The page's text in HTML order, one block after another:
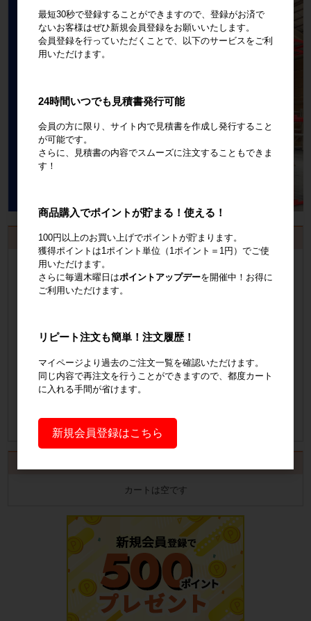
お見積書・納品書発行のご案内
会員登録
会員登録はこちら
納品書の発行手順についてご案内
納品書発行手順について
カートは空です
最短30秒で登録することができますので、登録がお済で
ないお客様はぜひ新規会員登録をお願いいたします。
会員登録を行っていただくことで、以下のサービスをご利
用いただけます。
24時間いつでも見積書発行可能
会員の方に限り、サイト内で見積書を作成し発行すること
が可能です。
さらに、見積書の内容でスムーズに注文することもできま
す！
商品購入でポイントが貯まる！使える！
100円以上のお買い上げでポイントが貯まります。
獲得ポイントは1ポイント単位（1ポイント＝1円）でご使
用いただけます。
さらに毎週木曜日はポイントアップデーを開催中！お得に
ご利用いただけます。
リピート注文も簡単！注文履歴！
マイページより過去のご注文一覧を確認いただけます。
同じ内容で再注文を行うことができますので、都度カート
に入れる手間が省けます。
新規会員登録はこちら